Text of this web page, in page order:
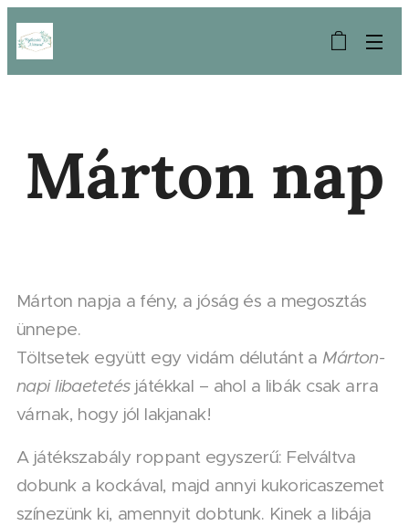
Márton nap
Márton napja a fény, a jóság és a megosztás
ünnepe.
Töltsetek együtt egy vidám délutánt a Márton-
napi libaetetésjátékkal – ahol a libák csak arra
várnak, hogy jól lakjanak! 🦆✨
A játékszabály roppant egyszerű: Felváltva
dobunk a kockával, majd annyi kukoricaszemet
színezünk ki, amennyit dobtunk. Kinek a libája